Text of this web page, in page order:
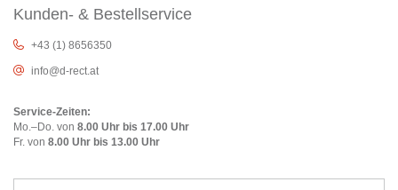
Kunden- & Bestellservice
+43 (1) 8656350
info@d-rect.at
Service-Zeiten:
Mo.–Do. von 8.00 Uhr bis 17.00 Uhr
Fr. von 8.00 Uhr bis 13.00 Uhr